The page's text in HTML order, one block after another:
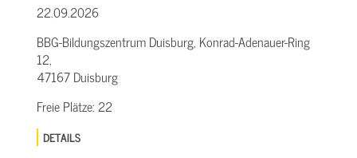
22.09.2026
BBG-Bildungszentrum Duisburg, Konrad-Adenauer-Ring
12,
47167 Duisburg
Freie Plätze:22
DETAILS